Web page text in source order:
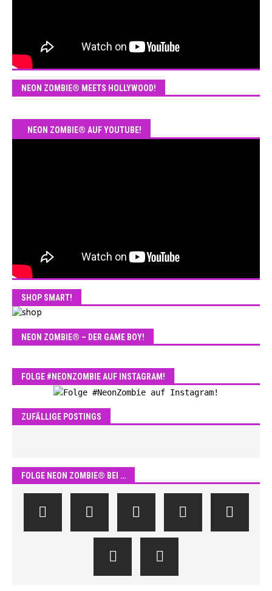
NEON ZOMBIE® MEETS HOLLYWOOD!
NEON ZOMBIE® AUF YOUTUBE!
SHOP SMART!
NEON ZOMBIE® – DER GAME BOY!
FOLGE #NEONZOMBIE AUF INSTAGRAM!
ZUFÄLLIGE POSTINGS
FOLGE NEON ZOMBIE® BEI …